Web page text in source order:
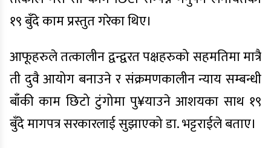
१९ बुँदे काम प्रस्तुत गरेका थिए।
आफूहरुले तत्कालीन द्वन्द्वरत पक्षहरुको सहमतिमा मात्रै
ती दुवै आयोग बनाउने र संक्रमणकालीन न्याय सम्बन्धी
बाँकी काम छिटो टुंगोमा पु¥याउने आशयका साथ १९
बुँदे मागपत्र सरकारलाई सुझाएको डा. भट्टराईले बताए।